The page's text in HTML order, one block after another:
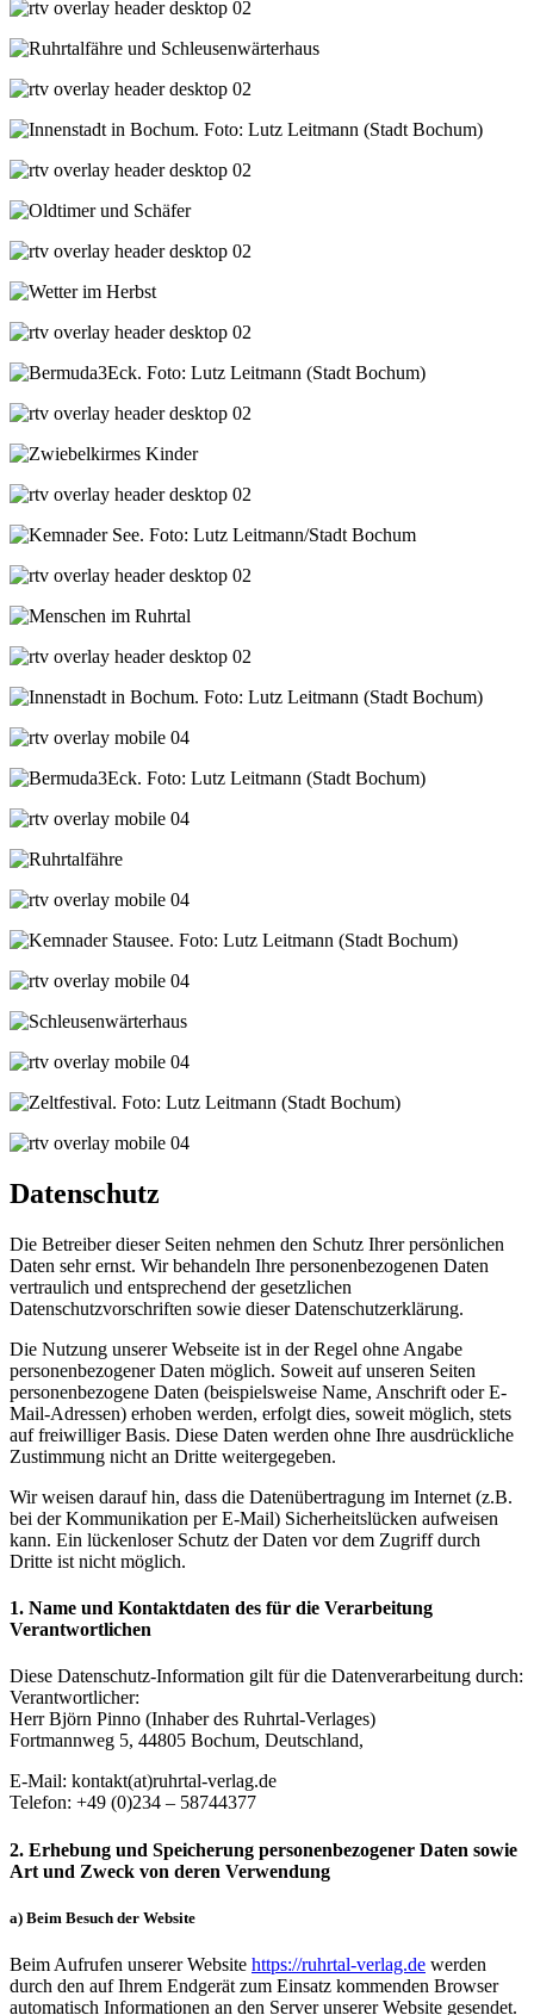
Datenschutz
Die Betreiber dieser Seiten nehmen den Schutz Ihrer persönlichen
Daten sehr ernst. Wir behandeln Ihre personenbezogenen Daten
vertraulich und entsprechend der gesetzlichen
Datenschutzvorschriften sowie dieser Datenschutzerklärung.
Die Nutzung unserer Webseite ist in der Regel ohne Angabe
personenbezogener Daten möglich. Soweit auf unseren Seiten
personenbezogene Daten (beispielsweise Name, Anschrift oder E-
Mail-Adressen) erhoben werden, erfolgt dies, soweit möglich, stets
auf freiwilliger Basis. Diese Daten werden ohne Ihre ausdrückliche
Zustimmung nicht an Dritte weitergegeben.
Wir weisen darauf hin, dass die Datenübertragung im Internet (z.B.
bei der Kommunikation per E-Mail) Sicherheitslücken aufweisen
kann. Ein lückenloser Schutz der Daten vor dem Zugriff durch
Dritte ist nicht möglich.
1. Name und Kontaktdaten des für die Verarbeitung
Verantwortlichen
Diese Datenschutz-Information gilt für die Datenverarbeitung durch:
Verantwortlicher:
Herr Björn Pinno (Inhaber des Ruhrtal-Verlages)
Fortmannweg 5, 44805 Bochum, Deutschland,
E-Mail: kontakt(at)ruhrtal-verlag.de
Telefon: +49 (0)234 – 58744377
2. Erhebung und Speicherung personenbezogener Daten sowie
Art und Zweck von deren Verwendung
a) Beim Besuch der Website
Beim Aufrufen unserer Website https://ruhrtal-verlag.de werden
durch den auf Ihrem Endgerät zum Einsatz kommenden Browser
automatisch Informationen an den Server unserer Website gesendet.